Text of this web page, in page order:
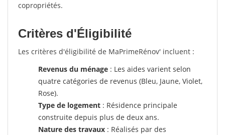
copropriétés.
Critères d'Éligibilité
Les critères d'éligibilité de MaPrimeRénov' incluent :
Revenus du ménage : Les aides varient selon
quatre catégories de revenus (Bleu, Jaune, Violet,
Rose).
Type de logement : Résidence principale
construite depuis plus de deux ans.
Nature des travaux : Réalisés par des